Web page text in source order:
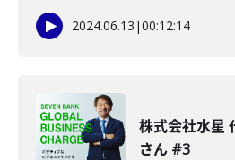
2024.06.13 |00:12:14
株式会社水星
さん #3